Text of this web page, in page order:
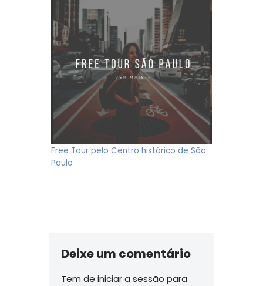
Free Tour pelo Centro histórico de São
Paulo
Deixe um comentário
Tem de iniciar a sessão para